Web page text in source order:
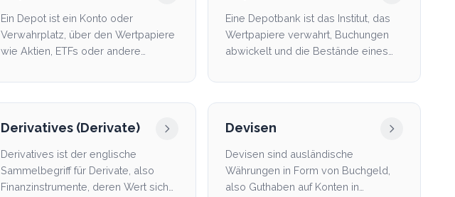
Ein Depot ist ein Konto oder
Verwahrplatz, über den Wertpapiere
wie Aktien, ETFs oder andere
Eine Depotbank ist das Institut, das
Wertpapiere verwahrt, Buchungen
abwickelt und die Bestände eines
Derivatives (Derivate)
Derivatives ist der englische
Sammelbegriff für Derivate, also
Finanzinstrumente, deren Wert sich
Devisen
Devisen sind ausländische
Währungen in Form von Buchgeld,
also Guthaben auf Konten in